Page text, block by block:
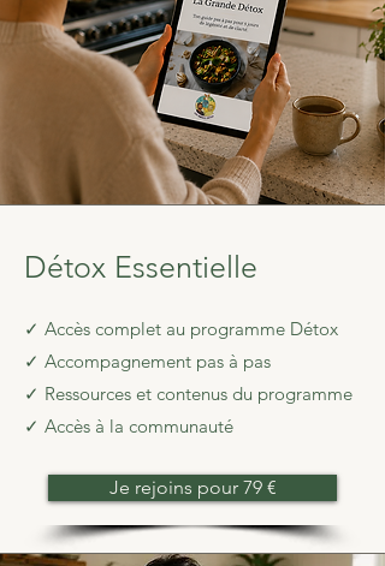
Détox Essentielle
✓ Accès complet au programme Détox
✓ Accompagnement pas à pas
✓ Ressources et contenus du programme
✓ Accès à la communauté
Je rejoins pour 79 €